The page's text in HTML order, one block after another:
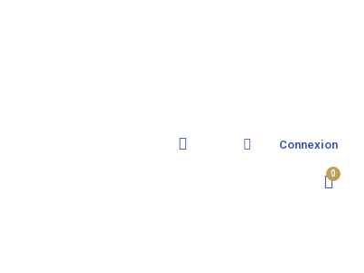
Connexion